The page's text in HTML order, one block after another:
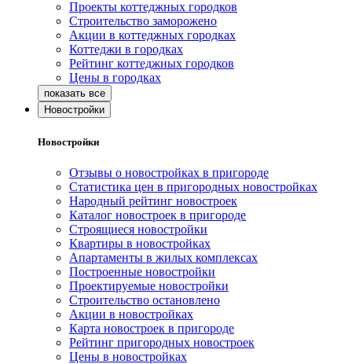
Проекты коттеджных городков
Строительство заморожено
Акции в коттеджных городках
Коттеджи в городках
Рейтинг коттеджных городков
Цены в городках
Новостройки
Новостройки
Отзывы о новостройках в пригороде
Статистика цен в пригородных новостройках
Народный рейтинг новостроек
Каталог новостроек в пригороде
Строящиеся новостройки
Квартиры в новостройках
Апартаменты в жилых комплексах
Построенные новостройки
Проектируемые новостройки
Строительство остановлено
Акции в новостройках
Карта новостроек в пригороде
Рейтинг пригородных новостроек
Цены в новостройках